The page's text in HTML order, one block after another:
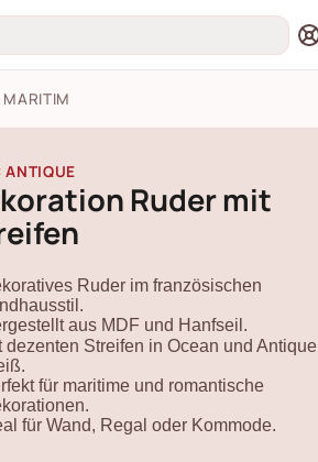
ANTIQUE
Ruder mit
Ruder im französischen
aus MDF und Hanfseil.
dezenten Streifen in Ocean und Antique
für maritime und romantische
für Wand, Regal oder Kommode.